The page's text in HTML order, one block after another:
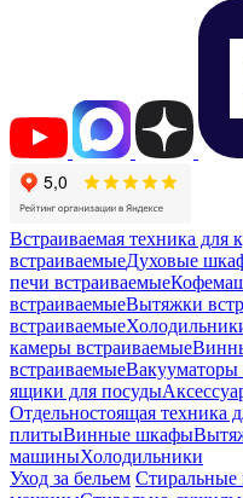
Встраиваемая техника для
встраиваемыеДуховые
печи встраиваемые
встраиваемыеВытяжки
встраиваемые
камеры встраиваемые
встраиваемыеВакууматоры
ящики для посуды
Отдельностоящая техника
плитыВинные шкафы
машиныХолодильники
Уход за бельем